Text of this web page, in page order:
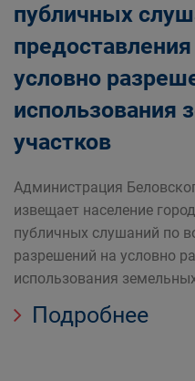
публичных
условно
использования
участков
Администрация
извещает население
публичных слушаний по
разрешений на условно
использования
Подробнее